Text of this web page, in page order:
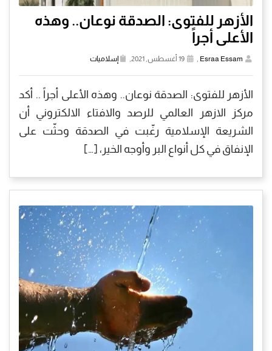
الأزهر للفتوى: الصدقة نوعان.. وهذه
الأعلى أجراً
Esraa Essam
, إسلاميات
الأزهر للفتوى: الصدقة نوعان.. وهذه الأعلى أجراً .. أكد
مركز الازهر العالمي للرصد والافتاء الالكتروني أن
الشريعة الإسلامية رغّبت في الصدقة وحثّت على
الإنفاق في كل أنواع البر وأوجه الخير، […]